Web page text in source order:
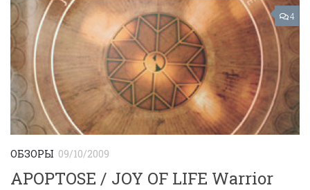
4
ОБЗОРЫ 09/10/2009
APOPTOSE / JOY OF LIFE Warrior